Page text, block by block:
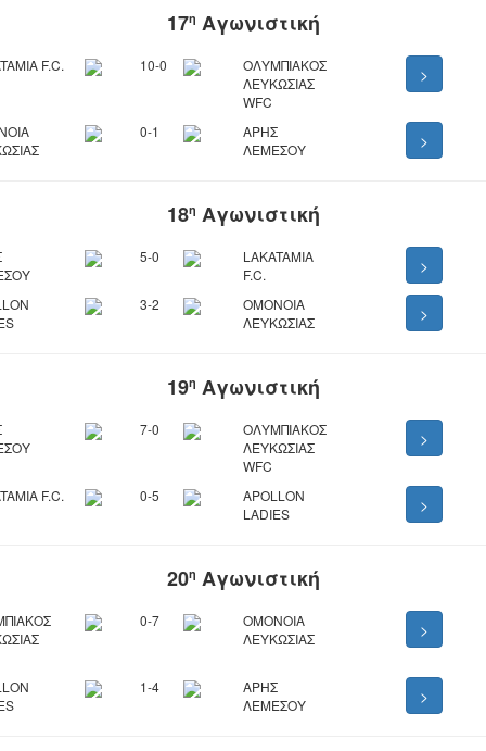
17η Αγωνιστική
F.C. 10-0
ΟΛΥΜΠΙΑΚΟΣ
ΛΕΥΚΩΣΙΑΣ
WFC
>
0-1
ΑΡΗΣ
ΛΕΜΕΣΟΥ
>
18η Αγωνιστική
5-0
LAKATAMIA
F.C.
>
3-2
ΟΜΟΝΟΙΑ
ΛΕΥΚΩΣΙΑΣ
>
19η Αγωνιστική
7-0
ΟΛΥΜΠΙΑΚΟΣ
ΛΕΥΚΩΣΙΑΣ
WFC
>
F.C. 0-5
APOLLON
LADIES
>
20η Αγωνιστική
0-7
ΟΜΟΝΟΙΑ
ΛΕΥΚΩΣΙΑΣ
>
1-4
ΑΡΗΣ
ΛΕΜΕΣΟΥ
>